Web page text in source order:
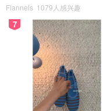
Flannels 1079人感兴趣
7